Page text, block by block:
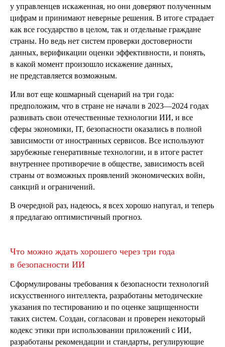
у управленцев искаженная, но они доверяют полученным
цифрам и принимают неверные решения. В итоге страдает
как все государство в целом, так и отдельные граждане
страны. Но ведь нет систем проверки достоверности
данных, верификации оценки эффективности, и понять,
в какой момент произошло искажение данных,
не представляется возможным.
Или вот еще кошмарный сценарий на три года:
предположим, что в стране не начали в 2023—2024 годах
развивать свои отечественные технологии ИИ, и все
сферы экономики, IT, безопасности оказались в полной
зависимости от иностранных сервисов. Все используют
зарубежные генеративные технологии, и в итоге растет
внутреннее противоречие в обществе, зависимость всей
страны от возможных проявлений экономических войн,
санкций и ограничений.
В очередной раз, надеюсь, я всех хорошо напугал, и теперь
я предлагаю оптимистичный прогноз.
Что можно ждать хорошего через три года
в безопасности ИИ
Сформулированы требования к безопасности технологий
искусственного интеллекта, разработаны методические
указания по тестированию и по оценке защищенности
таких систем. Создан, согласован и проверен некоторый
кодекс этики при использовании приложений с ИИ,
разработаны рекомендации и стандарты, регулирующие